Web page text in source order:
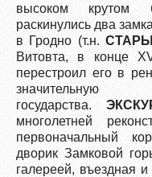
высоком крутом
раскинулись два
в Гродно (т.н.
Витовта, в конце
перестроил его в
государства.
многолетней
первоначальный
дворик Замковой
галереей, въездная